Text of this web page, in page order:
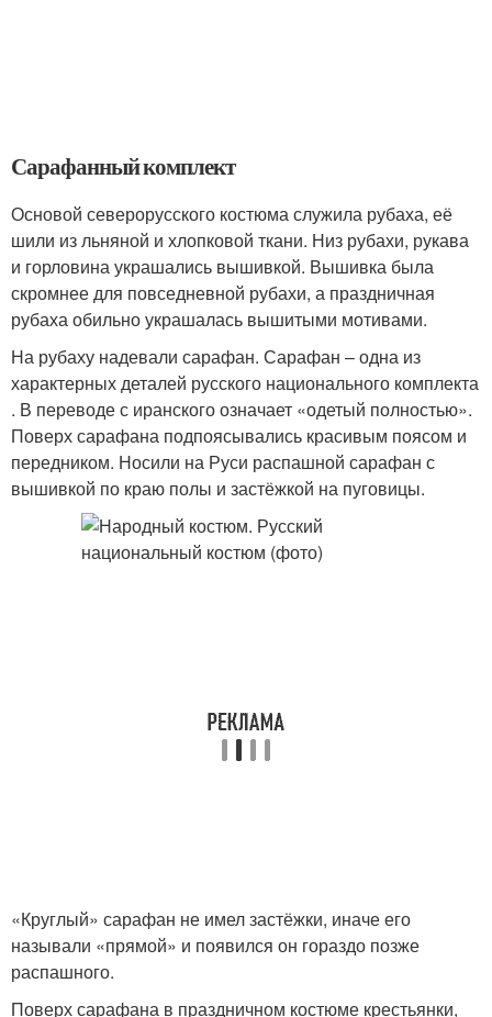
Сарафанный комплект
Основой северорусского костюма служила рубаха, её
шили из льняной и хлопковой ткани. Низ рубахи, рукава
и горловина украшались вышивкой. Вышивка была
скромнее для повседневной рубахи, а праздничная
рубаха обильно украшалась вышитыми мотивами.
На рубаху надевали сарафан. Сарафан – одна из
характерных деталей русского национального комплекта
. В переводе с иранского означает «одетый полностью».
Поверх сарафана подпоясывались красивым поясом и
передником. Носили на Руси распашной сарафан с
вышивкой по краю полы и застёжкой на пуговицы.
«Круглый» сарафан не имел застёжки, иначе его
называли «прямой» и появился он гораздо позже
распашного.
Поверх сарафана в праздничном костюме крестьянки,